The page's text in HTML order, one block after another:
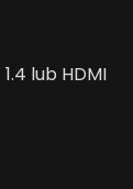
lub HDMI